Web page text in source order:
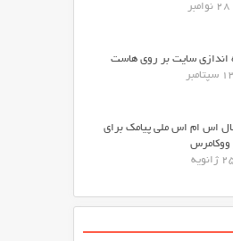
اندازی سایت بر روی هاست
اس ام اس ملی پیامک برای